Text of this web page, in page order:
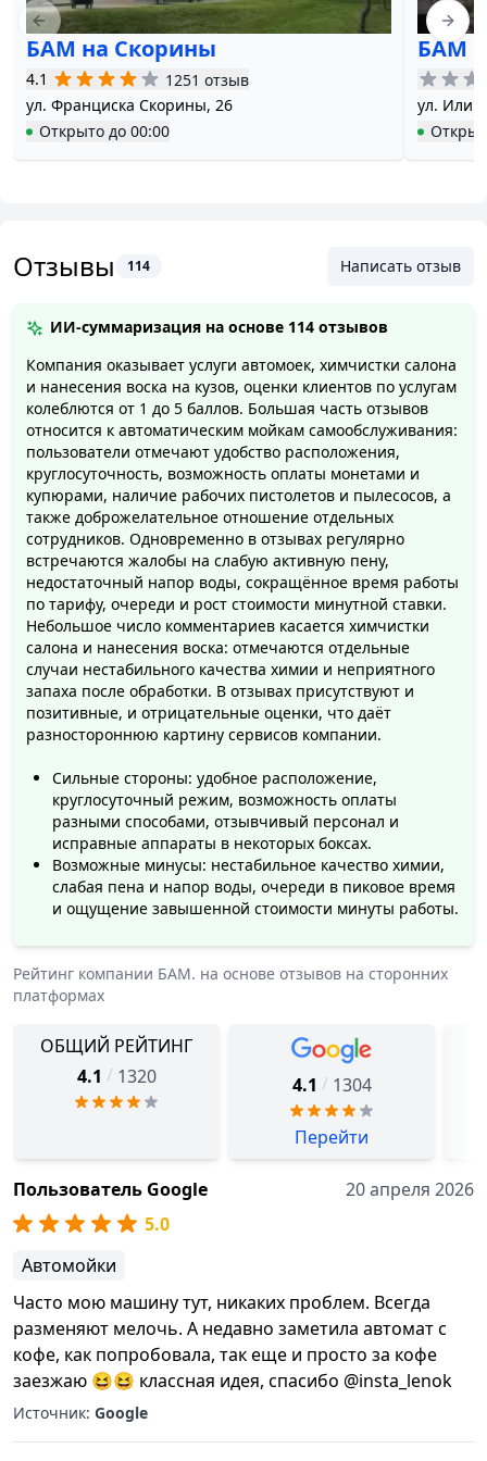
заключаем договоры с физическими лицами. У нас
есть все необходимое оборудование и средства для
обеспечения качественной мойки вашего
автомобиля.
Автомойка БАМпредлагает вам быструю, дешевую
радостью помоем ваш автомобиль!
БАМ на Скорины
4.1
1251 отзыв
ул. Франциска Скорины, 26
Открыто до 00:00
БАМ
ул.
Previous slide Next
Отзывы 114 Написать отзыв
ИИ-суммаризация на основе 114 отзывов
Компания оказывает услуги автомоек, химчистки салона
и нанесения воска на кузов, оценки клиентов по услугам
колеблются от 1 до 5 баллов. Большая часть отзывов
относится к автоматическим мойкам самообслуживания:
пользователи отмечают удобство расположения,
круглосуточность, возможность оплаты монетами и
купюрами, наличие рабочих пистолетов и пылесосов, а
также доброжелательное отношение отдельных
сотрудников. Одновременно в отзывах регулярно
встречаются жалобы на слабую активную пену,
недостаточный напор воды, сокращённое время работы
по тарифу, очереди и рост стоимости минутной ставки.
Небольшое число комментариев касается химчистки
салона и нанесения воска: отмечаются отдельные
случаи нестабильного качества химии и неприятного
запаха после обработки. В отзывах присутствуют и
позитивные, и отрицательные оценки, что даёт
разностороннюю картину сервисов компании.
Сильные стороны: удобное расположение,
круглосуточный режим, возможность оплаты
разными способами, отзывчивый персонал и
исправные аппараты в некоторых боксах.
Возможные минусы: нестабильное качество химии,
слабая пена и напор воды, очереди в пиковое время
и ощущение завышенной стоимости минуты работы.
Рейтинг компании БАМ. на основе отзывов на сторонних
платформах
ОБЩИЙ РЕЙТИНГ
4.1 / 1320 4.1 / 1304
Перейти
Пользователь Google
20 апреля 2026
5.0
Автомойки
Часто мою машину тут, никаких проблем. Всегда
разменяют мелочь. А недавно заметила автомат с
кофе, как попробовала, так еще и просто за кофе
заезжаю 😆😆 классная идея, спасибо @insta_lenok
Источник: Google